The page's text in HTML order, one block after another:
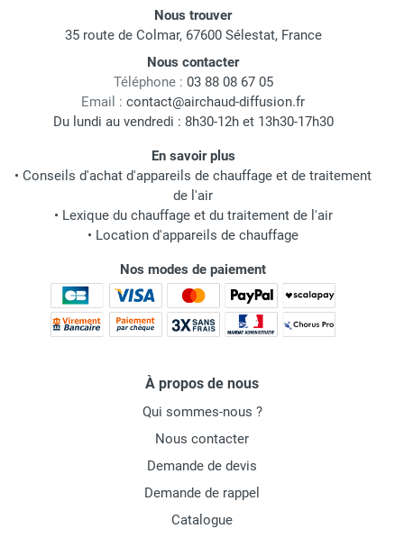
Nous trouver
35 route de Colmar, 67600 Sélestat, France
Nous contacter
Téléphone : 03 88 08 67 05
Email : contact@airchaud-diffusion.fr
Du lundi au vendredi : 8h30-12h et 13h30-17h30
En savoir plus
• Conseils d'achat d'appareils de chauffage et de traitement
de l'air
• Lexique du chauffage et du traitement de l'air
• Location d'appareils de chauffage
Nos modes de paiement
À propos de nous
Qui sommes-nous ?
Nous contacter
Demande de devis
Demande de rappel
Catalogue